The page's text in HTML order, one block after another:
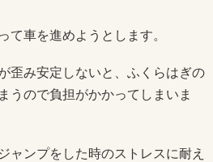
て車を進めようとします。
歪み安定しないと、ふくらはぎの
うので負担がかかってしまいま
ャンプをした時のストレスに耐え